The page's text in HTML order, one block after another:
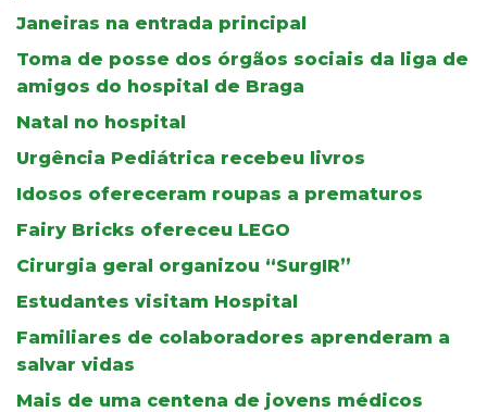
Janeiras na entrada principal
Toma de posse dos órgãos sociais da liga de
amigos do hospital de Braga
Natal no hospital
Urgência Pediátrica recebeu livros
Idosos ofereceram roupas a prematuros
Fairy Bricks ofereceu LEGO
Cirurgia geral organizou “SurgIR”
Estudantes visitam Hospital
Familiares de colaboradores aprenderam a
salvar vidas
Mais de uma centena de jovens médicos